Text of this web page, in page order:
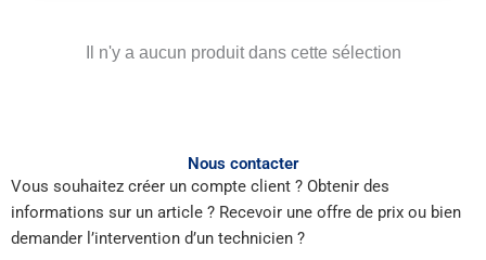
Il n'y a aucun produit dans cette sélection
Nous contacter
Vous souhaitez créer un compte client ? Obtenir des
informations sur un article ? Recevoir une offre de prix ou bien
demander l’intervention d’un technicien ?